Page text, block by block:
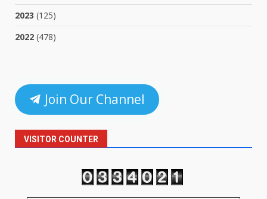
2023 (125)
2022 (478)
Join Our Channel
VISITOR COUNTER